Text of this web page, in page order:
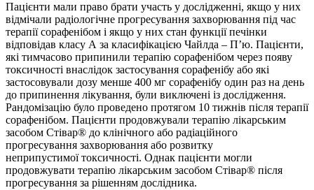
Пацієнти мали право брати участь у дослідженні, якщо у них
відмічали радіологічне прогресування захворювання під час
терапії сорафенібом і якщо у них стан функції печінки
відповідав класу А за класифікацією Чайлда – П’ю. Пацієнти,
які тимчасово припинили терапію сорафенібом через появу
токсичності внаслідок застосування сорафенібу або які
застосовували дозу менше 400 мг сорафенібу один раз на день
до припинення лікування, були виключені із дослідження.
Рандомізацію було проведено протягом 10 тижнів після терапії
сорафенібом. Пацієнти продовжували терапію лікарським
засобом Стівар® до клінічного або радіаційного
прогресування захворювання або розвитку
неприпустимої токсичності. Однак пацієнти могли
продовжувати терапію лікарським засобом Стівар® після
прогресування за рішенням дослідника.